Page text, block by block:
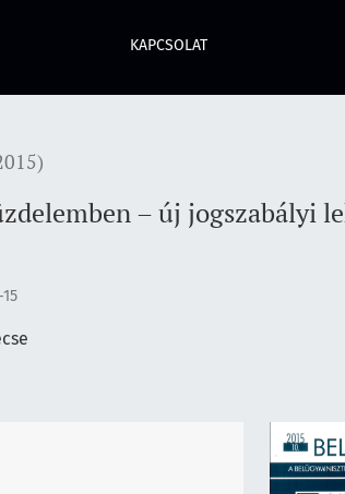
KAPCSOLAT
– új jogszabályi